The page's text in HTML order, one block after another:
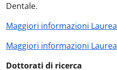
Dentale.
Maggiori informazioni Laurea
Maggiori informazioni
Dottorati di ricerca